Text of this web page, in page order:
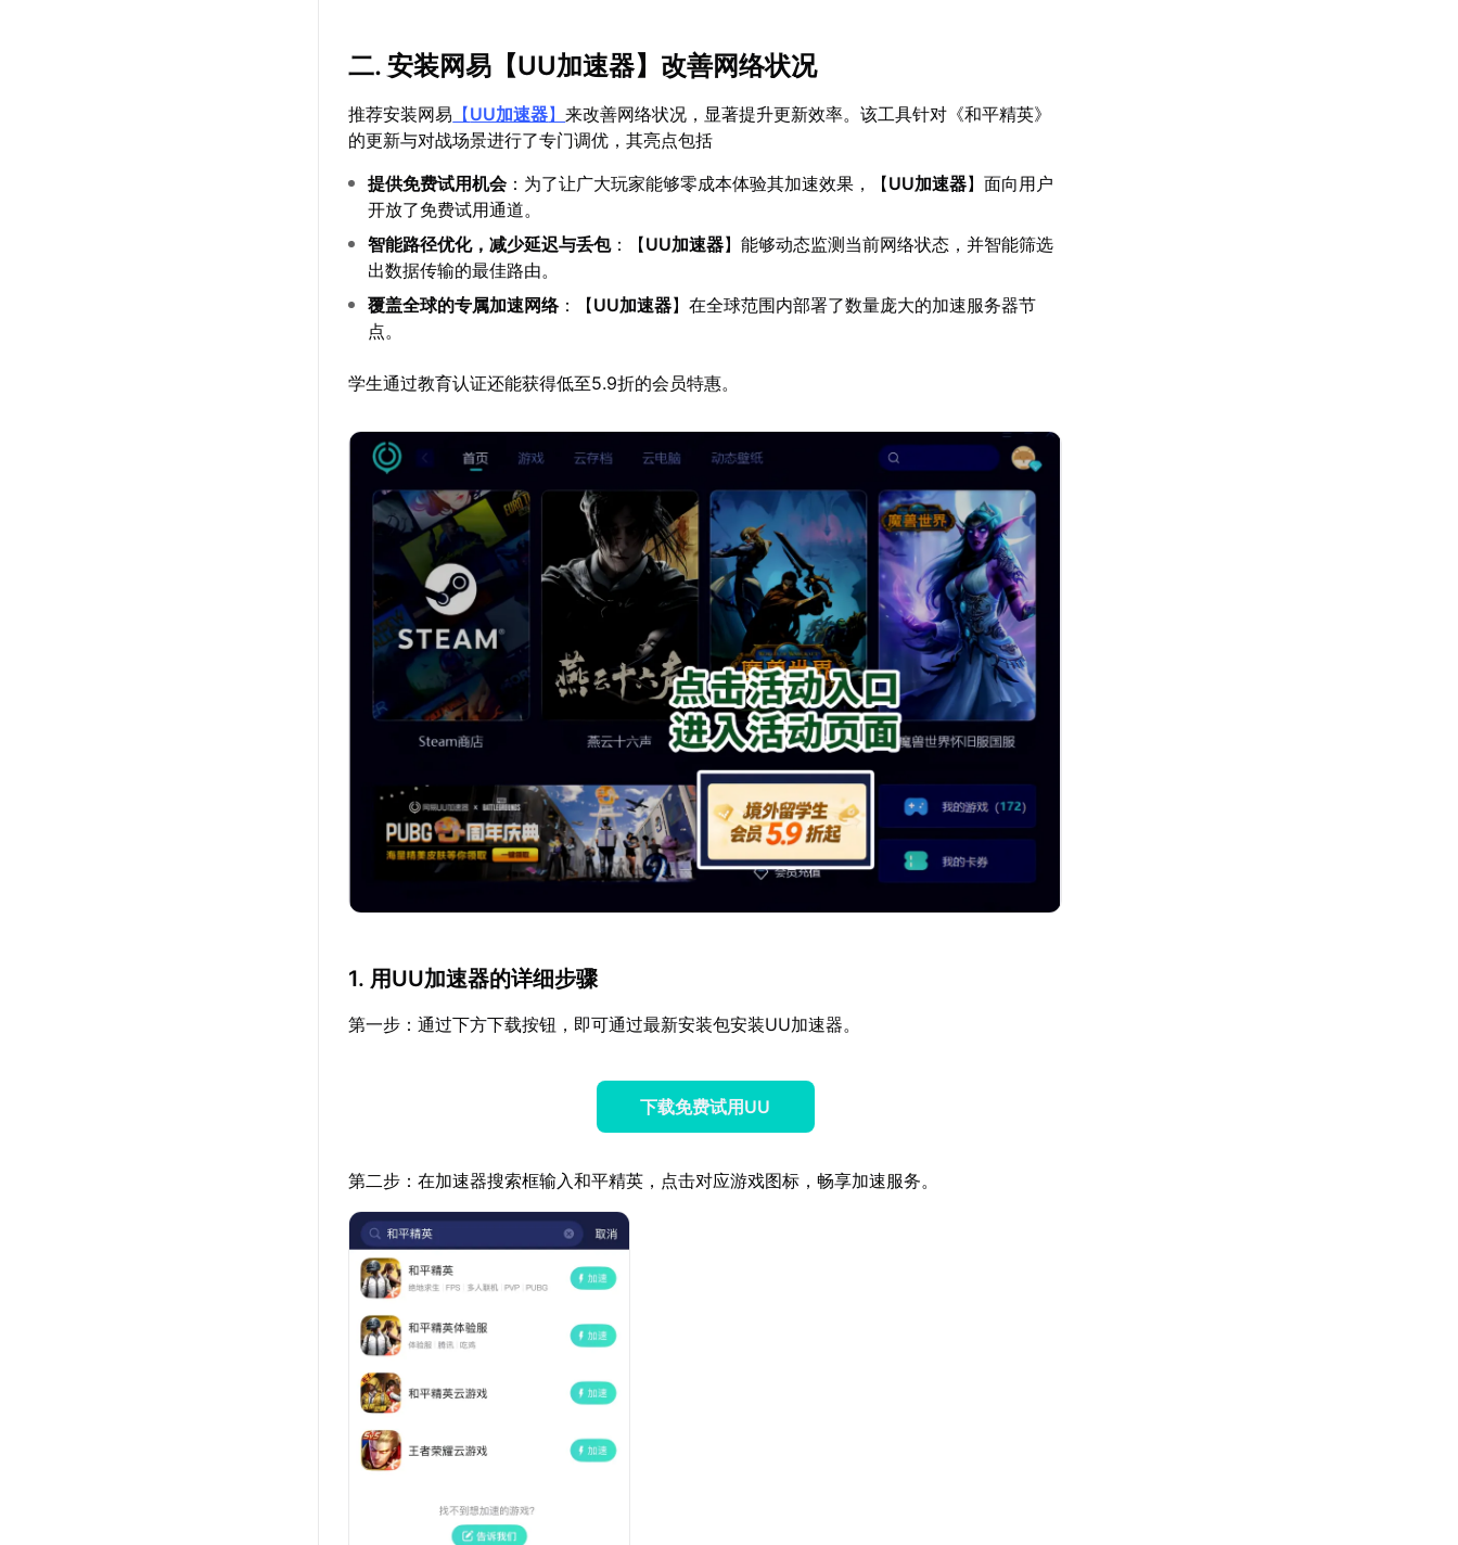
二. 安装网易【UU加速器】改善网络状况
推荐安装网易 【UU加速器】来改善网络状况，显著提升更新效率。该工具针对《和平精英》
的更新与对战场景进行了专门调优，其亮点包括
提供免费试用机会：为了让广大玩家能够零成本体验其加速效果，【UU加速器】面向用户
开放了免费试用通道。
智能路径优化，减少延迟与丢包：【UU加速器】能够动态监测当前网络状态，并智能筛选
出数据传输的最佳路由。
覆盖全球的专属加速网络：【UU加速器】在全球范围内部署了数量庞大的加速服务器节
点。
学生通过教育认证还能获得低至5.9折的会员特惠。
1. 用UU加速器的详细步骤
第一步：通过下方下载按钮，即可通过最新安装包安装UU加速器。
下载免费试用UU
第二步：在加速器搜索框输入和平精英，点击对应游戏图标，畅享加速服务。